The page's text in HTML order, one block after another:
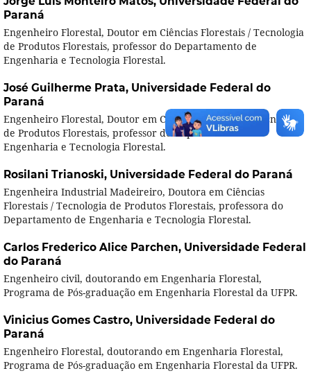
Paraná
Engenheiro Florestal, Doutor em Ciências Florestais / Tecnologia
de Produtos Florestais, professor do Departamento de
Engenharia e Tecnologia Florestal.
José Guilherme Prata, Universidade Federal do
Paraná
Engenheiro Florestal, Doutor em Ciências Florestais / Tecnologia
de Produtos Florestais, professor do Departamento de
Engenharia e Tecnologia Florestal.
Rosilani Trianoski, Universidade Federal do Paraná
Engenheira Industrial Madeireiro, Doutora em Ciências
Florestais / Tecnologia de Produtos Florestais, professora do
Departamento de Engenharia e Tecnologia Florestal.
Carlos Frederico Alice Parchen, Universidade Federal
do Paraná
Engenheiro civil, doutorando em Engenharia Florestal,
Programa de Pós-graduação em Engenharia Florestal da UFPR.
Vinicius Gomes Castro, Universidade Federal do
Paraná
Engenheiro Florestal, doutorando em Engenharia Florestal,
Programa de Pós-graduação em Engenharia Florestal da UFPR.